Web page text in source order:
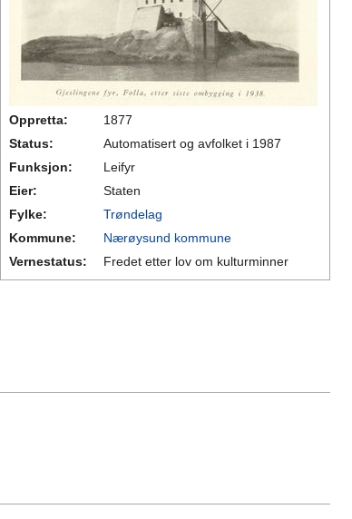
Oppretta:
1877
Status:
Automatisert og avfolket i 1987
Funksjon:
Leifyr
Eier:
Staten
Fylke:
Trøndelag
Kommune:
Nærøysund kommune
Vernestatus:
Fredet etter lov om kulturminner